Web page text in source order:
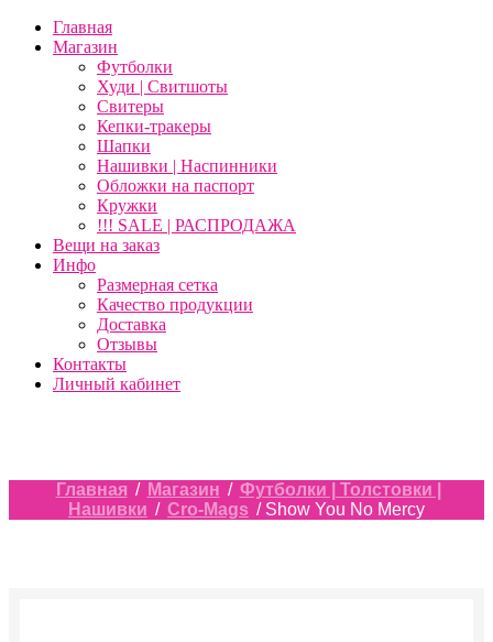
Главная
Магазин
Футболки
Худи | Свитшоты
Свитеры
Кепки-тракеры
Шапки
Нашивки | Наспинники
Обложки на паспорт
Кружки
!!! SALE | РАСПРОДАЖА
Вещи на заказ
Инфо
Размерная сетка
Качество продукции
Доставка
Отзывы
Контакты
Личный кабинет
Главная / Магазин / Футболки | Толстовки |
Нашивки / Cro-Mags / Show You No Mercy